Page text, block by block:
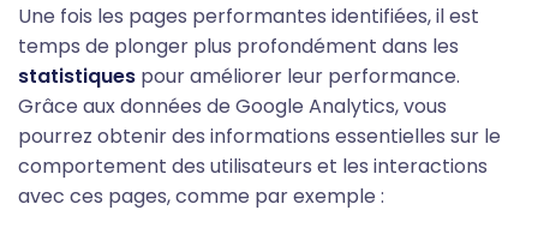
Une fois les pages performantes identifiées, il est
temps de plonger plus profondément dans les
statistiques pour améliorer leur performance.
Grâce aux données de Google Analytics, vous
pourrez obtenir des informations essentielles sur le
comportement des utilisateurs et les interactions
avec ces pages, comme par exemple :